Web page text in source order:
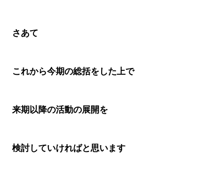
さあて
これから今期の総括をした上で
来期以降の活動の展開を
検討していければと思います